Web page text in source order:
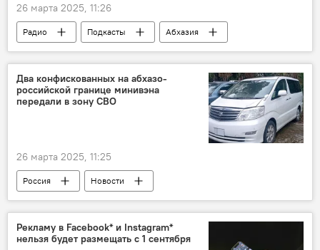
26 марта 2025, 11:26
Радио Подкасты
Абхазия
Турбаза
Два конфискованных на абхазо-
российской границе минивэна
передали в зону СВО
26 марта 2025, 11:25
Россия Новости
Рекламу в Facebook* и Instagram*
нельзя будет размещать с 1 сентября